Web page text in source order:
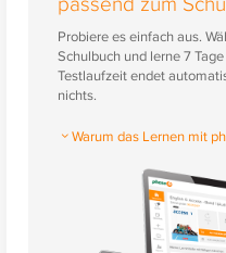
Probiere es einfach aus.
Schulbuch und lerne 7
Testlaufzeit endet
nichts.
Warum das Lernen mit